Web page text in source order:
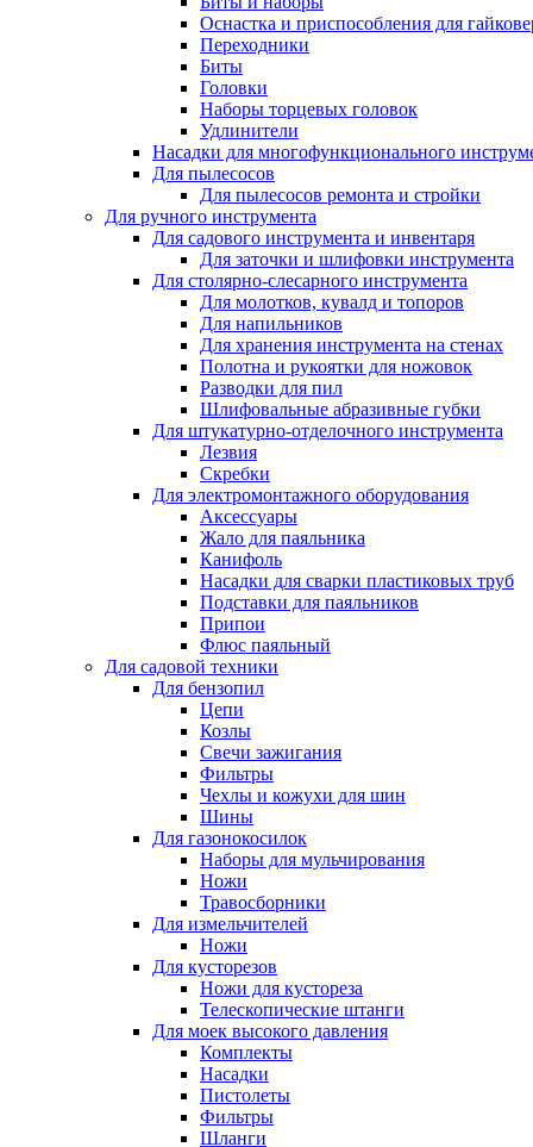
Оснастка и приспособления для
Переходники
Биты
Головки
Наборы торцевых головок
Удлинители
Насадки для многофункционального
Для пылесосов
Для пылесосов ремонта и стройки
Для ручного инструмента
Для садового инструмента и инвентаря
Для заточки и шлифовки инструмента
Для столярно-слесарного инструмента
Для молотков, кувалд и топоров
Для напильников
Для хранения инструмента на стенах
Полотна и рукоятки для ножовок
Разводки для пил
Шлифовальные абразивные губки
Для штукатурно-отделочного инструмента
Лезвия
Скребки
Для электромонтажного оборудования
Аксессуары
Жало для паяльника
Канифоль
Насадки для сварки пластиковых труб
Подставки для паяльников
Припои
Флюс паяльный
Для садовой техники
Для бензопил
Цепи
Козлы
Свечи зажигания
Фильтры
Чехлы и кожухи для шин
Шины
Для газонокосилок
Наборы для мульчирования
Ножи
Травосборники
Для измельчителей
Ножи
Для кусторезов
Ножи для кустореза
Телескопические штанги
Для моек высокого давления
Комплекты
Насадки
Пистолеты
Фильтры
Шланги